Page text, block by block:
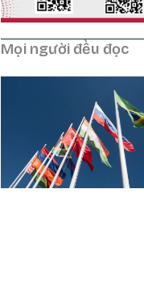
Mọi người đều đọc